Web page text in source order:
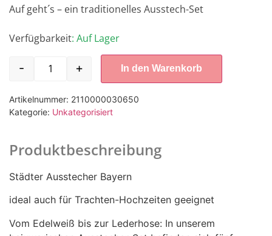
Auf geht´s – ein traditionelles Ausstech-Set
Verfügbarkeit: Auf Lager
- + In den Warenkorb
Artikelnummer: 2110000030650
Kategorie: Unkategorisiert
Produktbeschreibung
Städter Ausstecher Bayern
ideal auch für Trachten-Hochzeiten geeignet
Vom Edelweiß bis zur Lederhose: In unserem